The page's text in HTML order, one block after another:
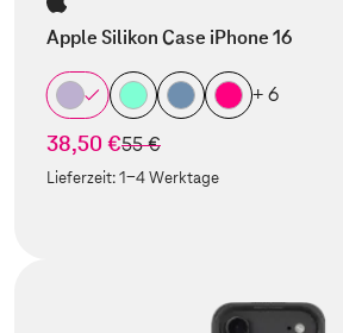
Apple Silikon Case iPhone 16
+ 6
38,50 €statt
55 €
Lieferzeit:1-4 Werktage